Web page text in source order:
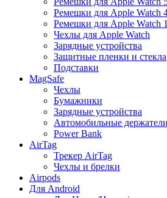
Ремешки для Apple Watch
Ремешки для Apple Watch
Чехлы для Apple Watch
Зарядные устройства
Защитные пленки и стекла
Подставки
MagSafe
Чехлы
Бумажники
Зарядные устройства
Автомобильные держатели
Power Bank
AirTag
Трекер AirTag
Чехлы и брелки
Airpods
Для Android